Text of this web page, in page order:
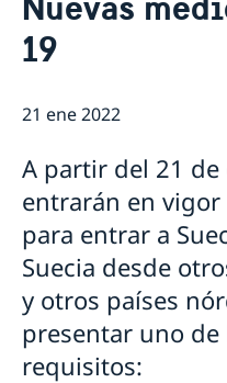
Agendar una cita
Sobre nosotros
Trabaja con nosotros
Embajadas
Estudios en Suecia
Colombia y América
Cooperación regional
Latina
Promoción comercial
Noticias
19
21 ene 2022
A partir del 21 de
entrarán en
para entrar a
Suecia desde
y otros países
presentar uno
requisitos: